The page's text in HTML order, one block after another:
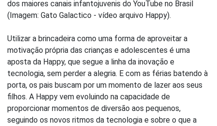
dos maiores canais infantojuvenis do YouTube no Brasil
(Imagem: Gato Galactico - vídeo arquivo Happy).
Utilizar a brincadeira como uma forma de aproveitar a
motivação própria das crianças e adolescentes é uma
aposta da Happy, que segue a linha da inovação e
tecnologia, sem perder a alegria. E com as férias batendo à
porta, os pais buscam por um momento de lazer aos seus
filhos. A Happy vem evoluindo na capacidade de
proporcionar momentos de diversão aos pequenos,
seguindo os novos ritmos da tecnologia e sobre o que a